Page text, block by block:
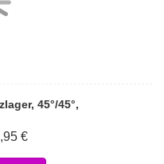
45°/45°,
€